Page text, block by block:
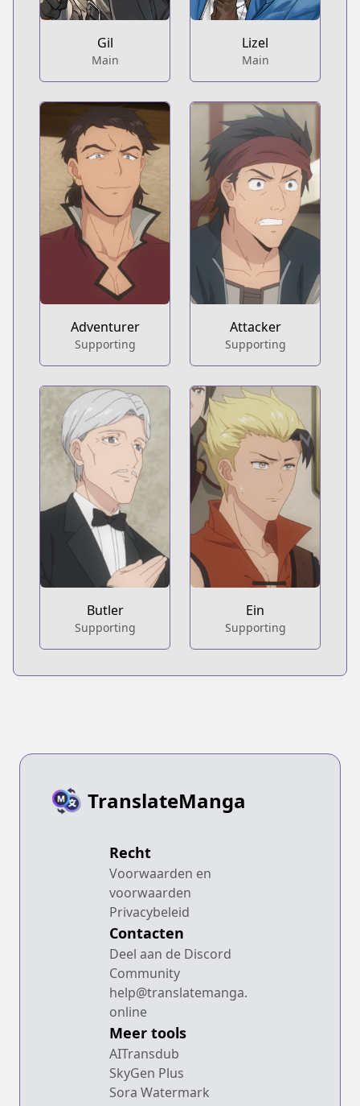
Gil
Main
Lizel
Main
Adventurer
Supporting
Attacker
Supporting
Butler
Supporting
Ein
Supporting
TranslateManga
Recht
Voorwaarden en
voorwaarden
Privacybeleid
Contacten
Deel aan de Discord
Community
help@translatemanga.
online
Meer tools
AITransdub
SkyGen Plus
Sora Watermark